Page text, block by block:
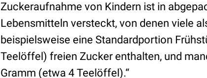
Zuckeraufnahme von Kindern ist in
Lebensmitteln versteckt, von denen viele
beispielsweise eine Standardportion
Teelöffel) freien Zucker enthalten, und
Gramm (etwa 4 Teelöffel).“